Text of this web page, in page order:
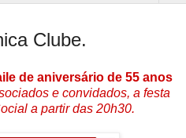
Clube.
de aniversário de 55 anos
e convidados, a festa
a partir das 20h30.